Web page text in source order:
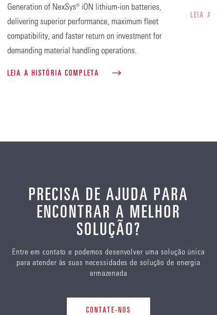
Generation of NexSys® iON lithium-ion batteries,
delivering superior performance, maximum fleet
compatibility, and faster return on investment for
demanding material handling operations.
LEIA A HISTÓRIA COMPLETA
LEIA A
PRECISA DE AJUDA PARA
ENCONTRAR A MELHOR
SOLUÇÃO?
Entre em contato e podemos desenvolver uma solução única
para atender às suas necessidades de solução de energia
armazenada
CONTATE-NOS